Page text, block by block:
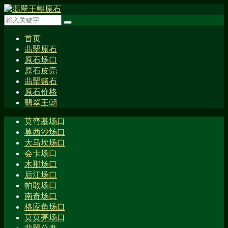
首页
翡翠原石
原石场口
原石皮壳
翡翠赌石
原石价格
翡翠王朝
莫弯基场口
莫西沙场口
大马坎场口
会卡场口
木那场口
后江场口
帕敢场口
南奇场口
格应角场口
莫莫亮场口